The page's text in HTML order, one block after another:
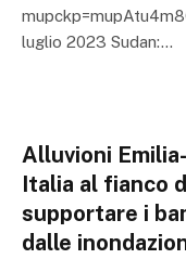
luglio 2023 Sudan:…
Alluvioni
Italia al fianco
supportare i
dalle